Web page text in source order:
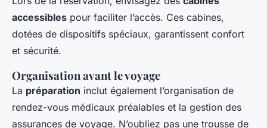
accessibles pour faciliter l’accès. Ces cabines,
dotées de dispositifs spéciaux, garantissent confort
et sécurité.
Organisation avant le voyage
La préparation inclut également l’organisation de
rendez-vous médicaux préalables et la gestion des
assurances de voyage. N’oubliez pas une trousse de